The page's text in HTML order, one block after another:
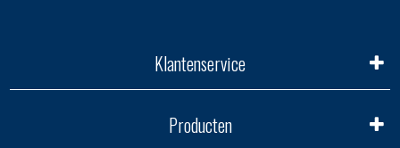
Klantenservice
Producten